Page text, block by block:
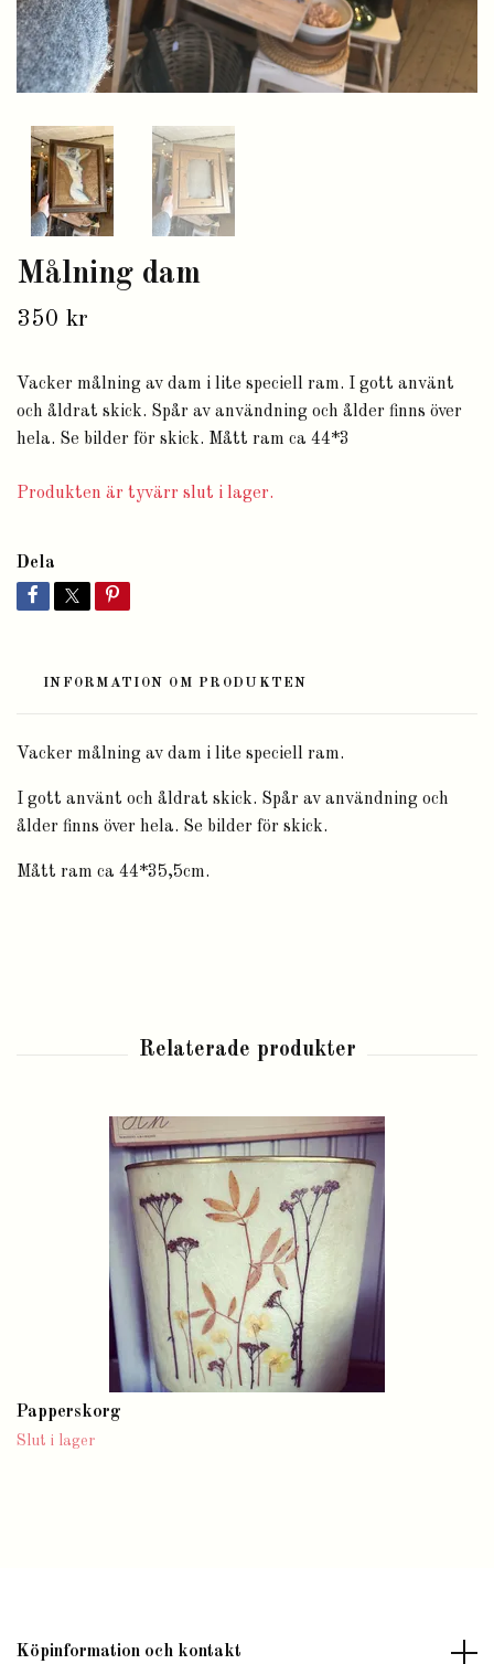
Målning dam
350 kr
Vacker målning av dam i lite speciell ram. I gott använt
och åldrat skick. Spår av användning och ålder finns över
hela. Se bilder för skick. Mått ram ca 44*3
Produkten är tyvärr slut i lager.
Dela
INFORMATION OM PRODUKTEN
Vacker målning av dam i lite speciell ram.
I gott använt och åldrat skick. Spår av användning och
ålder finns över hela. Se bilder för skick.
Mått ram ca 44*35,5cm.
Papperskorg
Slut i lager
Köpinformation och kontakt